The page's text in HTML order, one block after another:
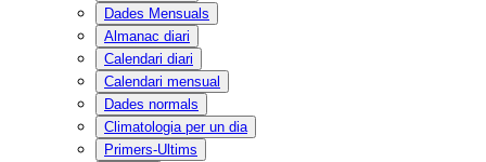
Dades Mensuals
Almanac diari
Calendari diari
Calendari mensual
Dades normals
Climatologia per un dia
Primers-Ultims